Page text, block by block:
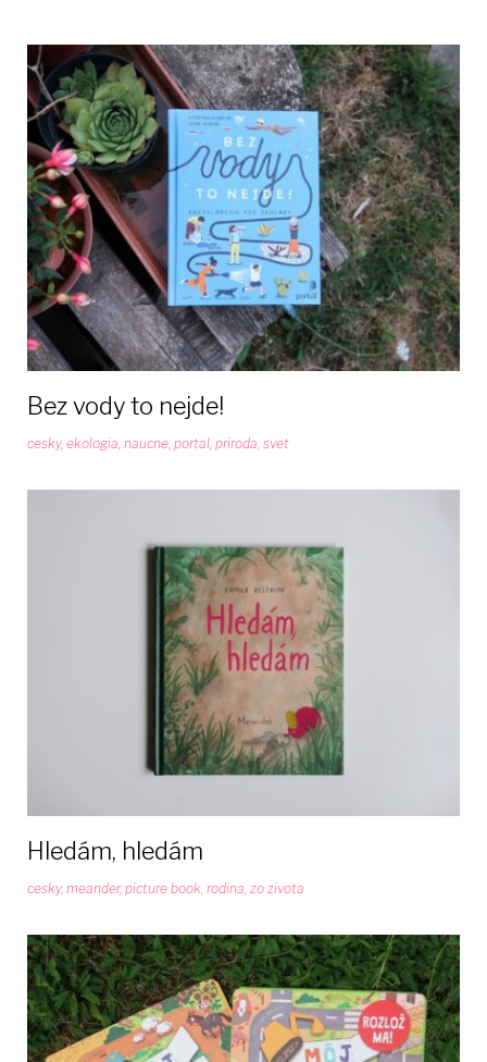
Bez vody to nejde!
cesky, ekologia naucne portal priroda svet
Hledám, hledám
cesky, meander, picture book rodina zo zivota